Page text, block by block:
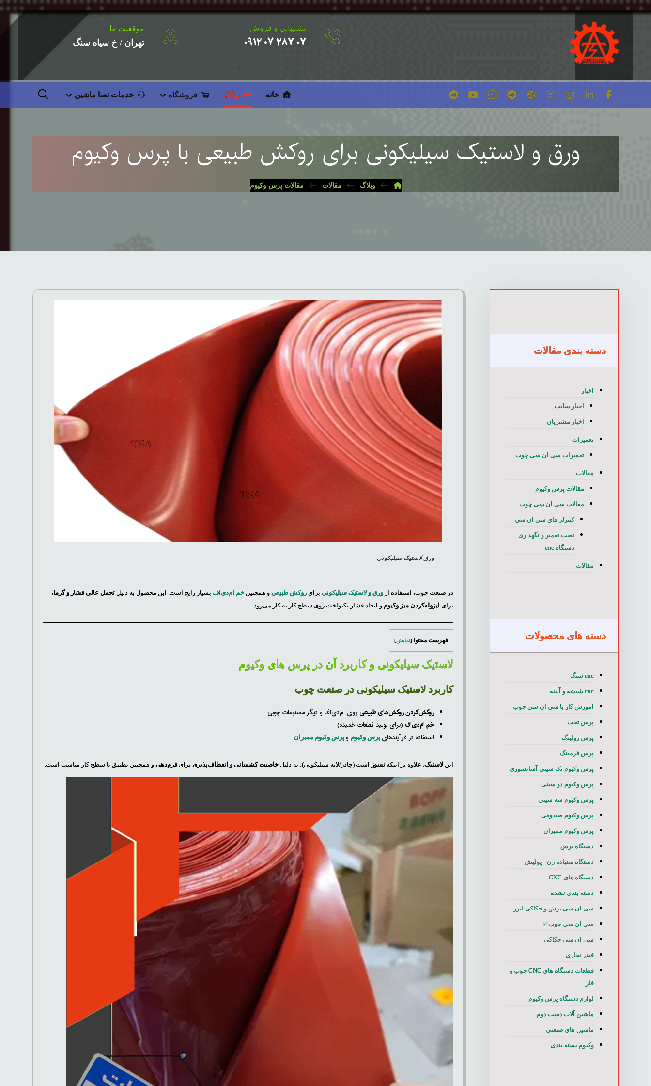
پشتیبانی و فروش
۰۷ ۲۸۷ ۰۷ ۰۹۱۲
موقعیت ما
تهران / خ سیاه سنگ
خانه وبلاگ فروشگاه خدمات تصا ماشین
ورق و لاستیک سیلیکونی برای روکش طبیعی با پرس وکیوم
وبلاگ مقالات مقالات پرس وکیوم
ورق لاستیک سیلیکونی
در صنعت چوب، استفاده از ورق و لاستیک سیلیکونیبرای روکش طبیعیو همچنین خم ام‌دی‌افبسیار رایج است. این محصول به دلیل تحمل عالی فشار و گرما،
برای ایزوله‌کردن میز وکیومو ایجاد فشار یکنواخت روی سطح کار به کار می‌رود.
فهرست محتوا [نمایش]
لاستیک سیلیکونی و کاربرد آن در پرس های وکیوم
کاربرد لاستیک سیلیکونی در صنعت چوب
روکش‌کردن روکش‌های طبیعیروی ام‌دی‌اف و دیگر مصنوعات چوبی
خم ام‌دی‌اف (برای تولید قطعات خمیده)
استفاده در فرآیندهای پرس وکیومو پرس وکیوم ممبران
این لاستیک، علاوه بر اینکه نسوز است (چادر/لایه سیلیکونی)، به دلیل خاصیت کشسانی و انعطاف‌پذیریبرای فرم‌دهیو همچنین تطبیق با سطح کار مناسب است.
دسته بندی مقالات
اخبار
اخبار سایت
اخبار مشتریان
تعمیرات
تعمیرات سی ان سی چوب
مقالات
مقالات پرس وکیوم
مقالات سی ان سی چوب
کنترلر های سی ان سی
نصب تعمیر و نگهداری
دستگاه cnc
مقالات
دسته های محصولات
cnc سنگ
cnc شیشه و آیینه
آموزش کار با سی ان سی چوب
پرس تخت
پرس رولینگ
پرس فرمینگ
پرس وکیوم تک سینی آسانسوری
پرس وکیوم دو سینی
پرس وکیوم سه سینی
پرس وکیوم صندوقی
پرس وکیوم ممبران
دستگاه برش
دستگاه سنباده زن - پولیش
دستگاه های CNC
دسته بندی نشده
سی ان سی برش و حکاکی لیزر
سی ان سی چوب✅
سی ان سی حکاکی
فیدر نجاری
قطعات دستگاه های CNC چوب و
فلز
لوازم دستگاه پرس وکیوم
ماشین آلات دست دوم
ماشین های صنعتی
وکیوم بسته بندی